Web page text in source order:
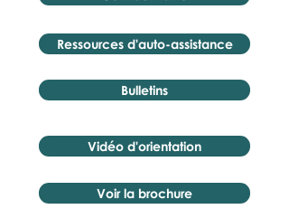
Ressources d'auto-assistance
Bulletins
Vidéo d'orientation
Voir la brochure